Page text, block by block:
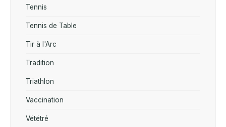
Tennis
Tennis de Table
Tir à l'Arc
Tradition
Triathlon
Vaccination
Vététré